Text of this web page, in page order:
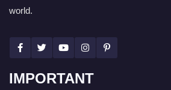
world.
IMPORTANT